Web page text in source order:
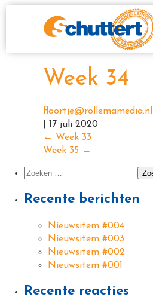
Week 34
floortje@rollemamedia.nl
17 juli 2020
← Week 33
Week 35 →
Recente berichten
Nieuwsitem #004
Nieuwsitem #003
Nieuwsitem #002
Nieuwsitem #001
Recente reacties